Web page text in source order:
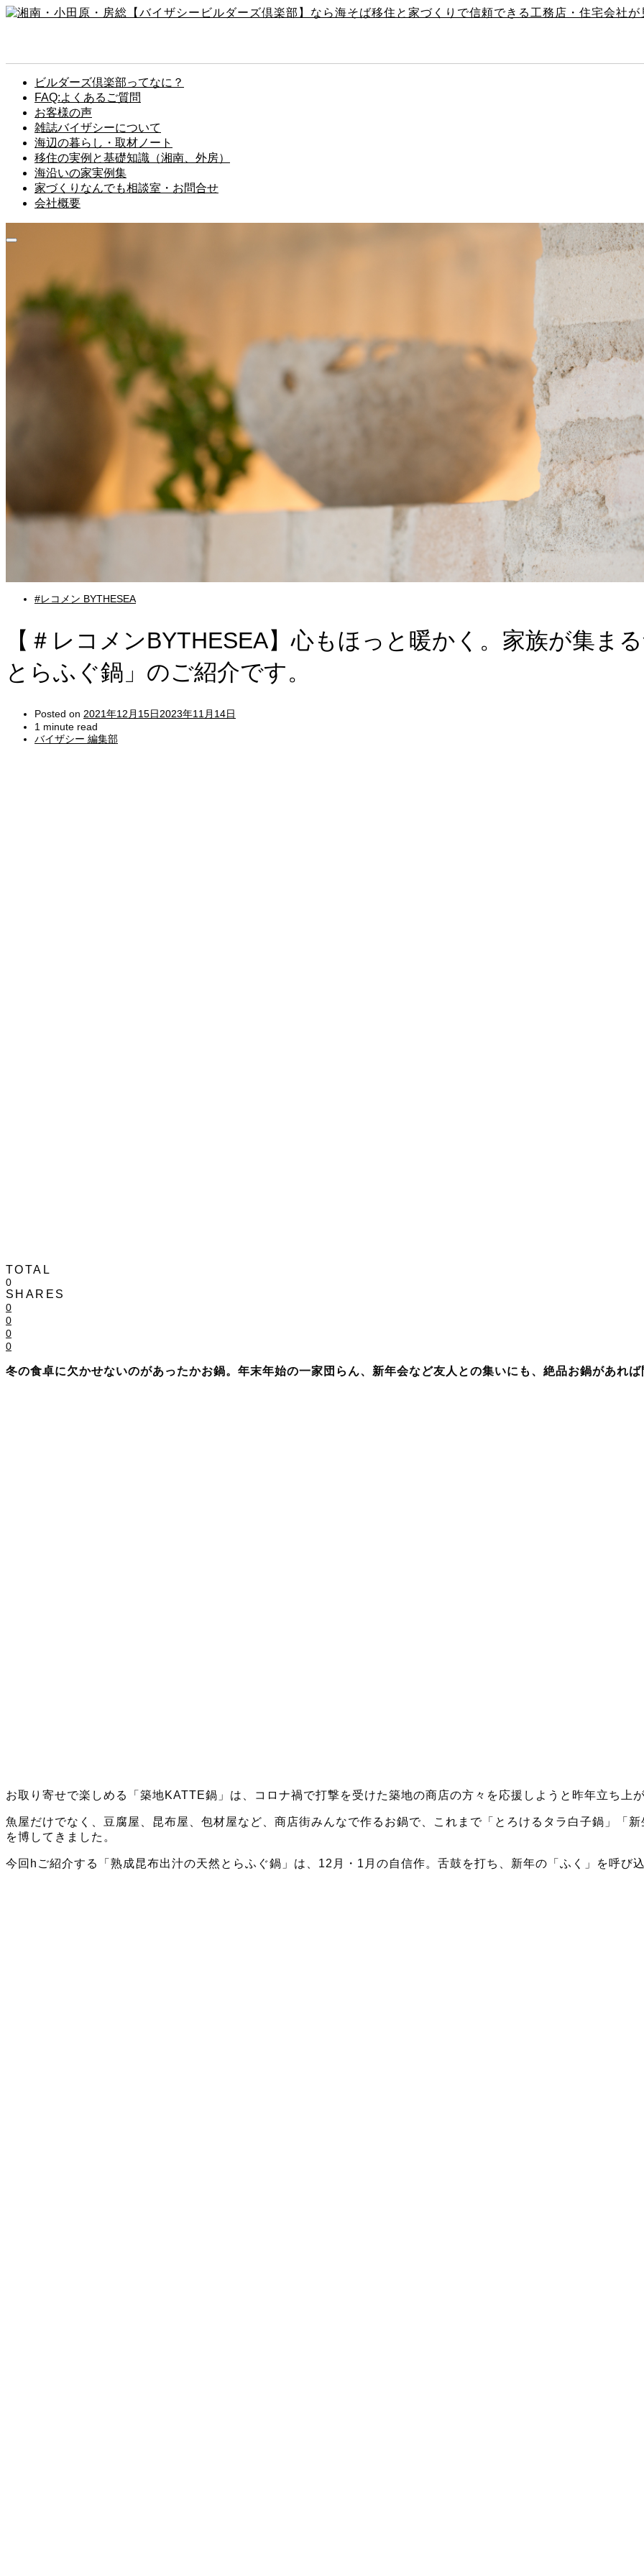
ビルダーズ倶楽部ってなに？
FAQ:よくあるご質問
お客様の声
雑誌バイザシーについて
海辺の暮らし・取材ノート
移住の実例と基礎知識（湘南、外房）
海沿いの家実例集
家づくりなんでも相談室・お問合せ
会社概要
#レコメン BYTHESEA
【＃レコメンBYTHESEA】心もほっと暖かく。家族が集ま
とらふぐ鍋」のご紹介です。
Posted on 2021年12月15日2023年11月14日
1 minute read
バイザシー 編集部
TOTAL
0
SHARES
0
0
0
0
冬の食卓に欠かせないのがあったかお鍋。年末年始の一家団らん、新年会など友人との集いにも、絶品お鍋があれば
お取り寄せで楽しめる「築地KATTE鍋」は、コロナ禍で打撃を受けた築地の商店の方々を応援しようと昨年立ち上
魚屋だけでなく、豆腐屋、昆布屋、包材屋など、商店街みんなで作るお鍋で、これまで「とろけるタラ白子鍋」「
を博してきました。
今回hご紹介する「熟成昆布出汁の天然とらふぐ鍋」は、12月・1月の自信作。舌鼓を打ち、新年の「ふく」を呼び